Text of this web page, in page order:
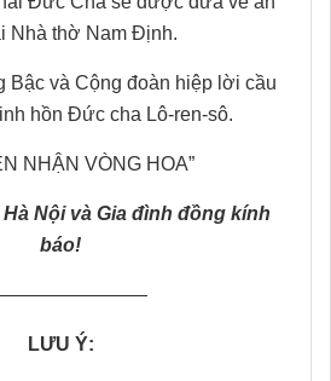
Nhà thờ Nam Định.
Bậc và Cộng đoàn hiệp lời cầu
hồn Đức cha Lô-ren-sô.
NHẬN VÒNG HOA”
Nội và Gia đình đồng kính
báo!
LƯU Ý: